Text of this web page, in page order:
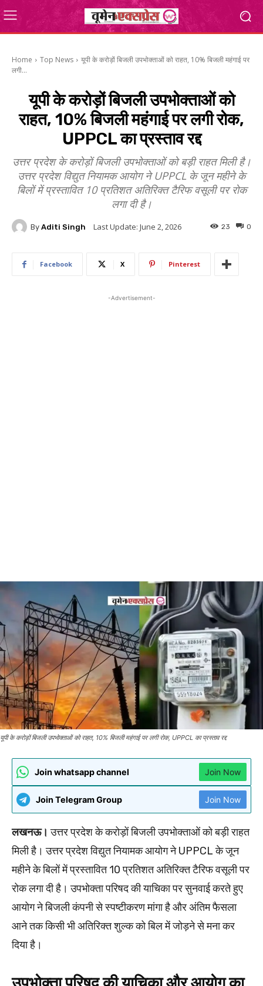
Home Top News
यूपी के करोड़ों बिजली उपभोक्ताओं को राहत, 10% बिजली महंगाई पर
लगी...
यूपी के करोड़ों बिजली उपभोक्ताओं को
राहत, 10% बिजली महंगाई पर लगी रोक,
UPPCL का प्रस्ताव रद्द
उत्तर प्रदेश के करोड़ों बिजली उपभोक्ताओं को बड़ी राहत मिली है।
उत्तर प्रदेश विद्युत नियामक आयोग ने UPPCL के जून महीने के
बिलों में प्रस्तावित 10 प्रतिशत अतिरिक्त टैरिफ वसूली पर रोक
लगा दी है।
By Aditi Singh Last Update: June 2, 2026 0
23
Facebook X Pinterest
-Advertisement-
यूपी के करोड़ों बिजली उपभोक्ताओं को राहत, 10% बिजली महंगाई पर लगी रोक, UPPCL का प्रस्ताव रद्द
Join whatsapp channel Join Now
Join Telegram Group Join Now
लखनऊ। उत्तर प्रदेश के करोड़ों बिजली उपभोक्ताओं को बड़ी राहत
मिली है। उत्तर प्रदेश विद्युत नियामक आयोग ने UPPCL के जून
महीने के बिलों में प्रस्तावित 10 प्रतिशत अतिरिक्त टैरिफ वसूली पर
रोक लगा दी है। उपभोक्ता परिषद की याचिका पर सुनवाई करते हुए
आयोग ने बिजली कंपनी से स्पष्टीकरण मांगा है और अंतिम फैसला
आने तक किसी भी अतिरिक्त शुल्क को बिल में जोड़ने से मना कर
दिया है।